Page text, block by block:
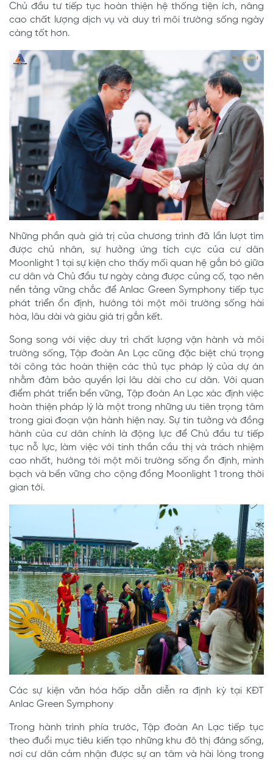
Chủ đầu tư tiếp tục hoàn thiện hệ thống tiện ích, nâng
cao chất lượng dịch vụ và duy trì môi trường sống ngày
càng tốt hơn.
Những phần quà giá trị của chương trình đã lần lượt tìm
được chủ nhân, sự hưởng ứng tích cực của cư dân
Moonlight 1 tại sự kiện cho thấy mối quan hệ gắn bó giữa
cư dân và Chủ đầu tư ngày càng được củng cố, tạo nên
nền tảng vững chắc để Anlac Green Symphony tiếp tục
phát triển ổn định, hướng tới một môi trường sống hài
hòa, lâu dài và giàu giá trị gắn kết.
Song song với việc duy trì chất lượng vận hành và môi
trường sống, Tập đoàn An Lạc cũng đặc biệt chú trọng
tới công tác hoàn thiện các thủ tục pháp lý của dự án
nhằm đảm bảo quyền lợi lâu dài cho cư dân. Với quan
điểm phát triển bền vững, Tập đoàn An Lạc xác định việc
hoàn thiện pháp lý là một trong những ưu tiên trọng tâm
trong giai đoạn vận hành hiện nay. Sự tin tưởng và đồng
hành của cư dân chính là động lực để Chủ đầu tư tiếp
tục nỗ lực, làm việc với tinh thần cầu thị và trách nhiệm
cao nhất, hướng tới một môi trường sống ổn định, minh
bạch và bền vững cho cộng đồng Moonlight 1 trong thời
gian tới.
Các sự kiện văn hóa hấp dẫn diễn ra định kỳ tại KĐT
Anlac Green Symphony
Trong hành trình phía trước, Tập đoàn An Lạc tiếp tục
theo đuổi mục tiêu kiến tạo những khu đô thị đáng sống,
nơi cư dân cảm nhận được sự an tâm và hài lòng trong